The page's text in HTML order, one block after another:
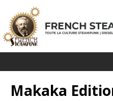
Makaka